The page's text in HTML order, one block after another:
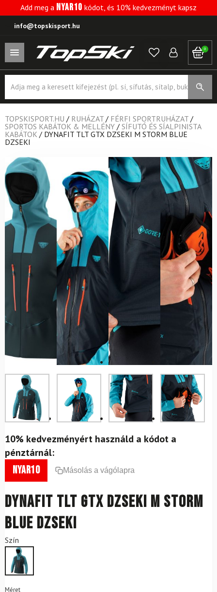
Add meg a NYAR10 kódot, és 10% kedvezményt kapsz
info@topskisport.hu
0
search
TOPSKISPORT.HU / RUHÁZAT / FÉRFI SPORTRUHÁZAT /
SPORTOS KABÁTOK & MELLÉNY / SÍFUTÓ ÉS SÍALPINISTA
KABÁTOK / DYNAFIT TLT GTX DZSEKI M STORM BLUE
DZSEKI
10% kedvezményért használd a kódot a
pénztárnál:
nyar10 Másolás a vágólapra
DYNAFIT TLT GTX dzseki M Storm
Blue dzseki
Szín
Méret